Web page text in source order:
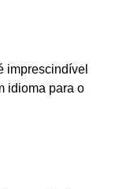
imprescindível
idioma para o